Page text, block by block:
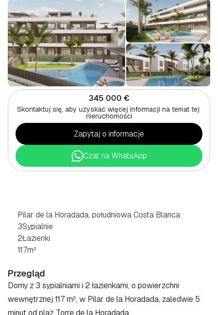
345 000 €
Skontaktuj się, aby uzyskać więcej informacji na temat tej
nieruchomości
Zapytaj o informacje
Czat na WhatsApp
Pilar de la Horadada, południowa Costa Blanca
3Sypialnie
2Łazienki
117m²
Przegląd
Domy z 3 sypialniami i 2 łazienkami, o powierzchni
wewnętrznej 117 m², w Pilar de la Horadada, zaledwie 5
minut od plaż Torre de la Horadada.